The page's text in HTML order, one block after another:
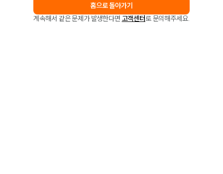
홈으로 돌아가기
계속해서 같은 문제가 발생한다면 고객센터로 문의해주세요.